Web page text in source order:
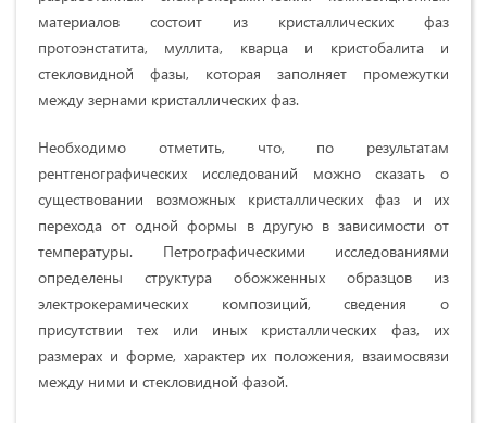
материалов состоит из кристаллических фаз
протоэнстатита, муллита, кварца и кристобалита и
стекловидной фазы, которая заполняет промежутки
между зернами кристаллических фаз.
Необходимо отметить, что, по результатам
рентгенографических исследований можно сказать о
существовании возможных кристаллических фаз и их
перехода от одной формы в другую в зависимости от
температуры. Петрографическими исследованиями
определены структура обожженных образцов из
электрокерамических композиций, сведения о
присутствии тех или иных кристаллических фаз, их
размерах и форме, характер их положения, взаимосвязи
между ними и стекловидной фазой.